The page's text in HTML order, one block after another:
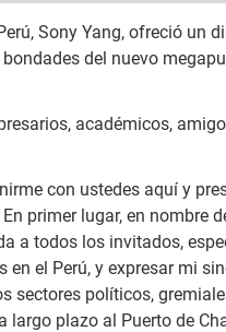
Sony Yang, ofreció un
del nuevo
académicos,
con ustedes aquí y
primer lugar, en nombre
a todos los invitados,
en el Perú, y expresar mi
sectores políticos,
plazo al Puerto de